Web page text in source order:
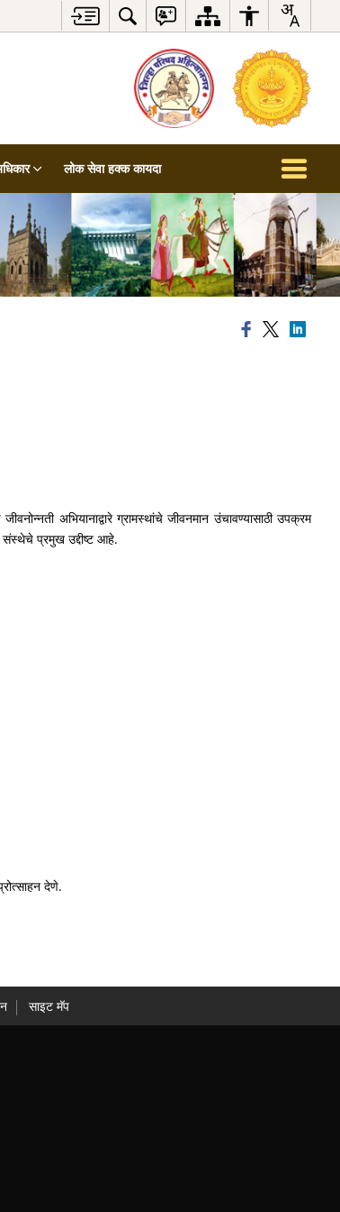
लोक सेवा हक्क कायदा
अभियानाद्वारे ग्रामस्थांचे जीवनमान उंचावण्यासाठी उपक्रम
संस्थेचे प्रमुख उद्दीष्ट आहे.
देणे.
साइट मॅप